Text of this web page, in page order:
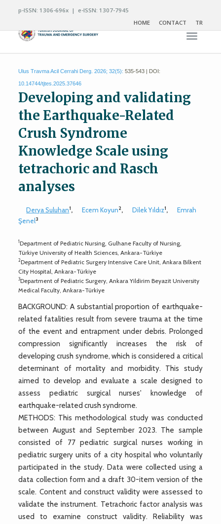
p-ISSN: 1306-696x | e-ISSN: 1307-7945
HOME
CONTACT TR
Toggle
Ulus Travma Acil Cerrahi Derg. 2026; 32(5): 535-543 | DOI:
10.14744/tjtes.2025.37646
Developing and validating
the Earthquake-Related
Crush Syndrome
Knowledge Scale using
tetrachoric and Rasch
analyses
Derya Suluhan1, Ecem Koyun2, Dilek Yıldız1,
Emrah
Şenel3
1Department of Pediatric Nursing, Gulhane Faculty of Nursing,
Türkiye University of Health Sciences, Ankara-Türkiye
2Department of Pediatric Surgery Intensive Care Unit, Ankara Bilkent
City Hospital, Ankara-Türkiye
3Department of Pediatric Surgery, Ankara Yildirim Beyazit University
Medical Faculty, Ankara-Türkiye
BACKGROUND: A substantial proportion of earthquake-
related fatalities result from severe trauma at the time
of the event and entrapment under debris. Prolonged
compression significantly increases the risk of
developing crush syndrome, which is considered a critical
determinant of mortality and morbidity. This study
aimed to develop and evaluate a scale designed to
assess pediatric surgical nurses' knowledge of
earthquake-related crush syndrome.
METHODS: This methodological study was conducted
between August and September 2023. The sample
consisted of 77 pediatric surgical nurses working in
pediatric surgery units of a city hospital who voluntarily
participated in the study. Data were collected using a
data collection form and a draft 30-item version of the
scale. Content and construct validity were assessed to
validate the instrument. Tetrachoric factor analysis was
used to examine construct validity. Reliability was